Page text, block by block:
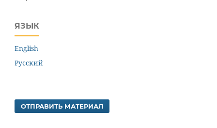
ЯЗЫК
English
Русский
ОТПРАВИТЬ МАТЕРИАЛ